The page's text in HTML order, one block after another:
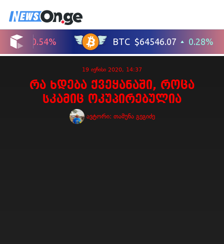
19 ივნისი 2020, 14:37
რა ხდება ქვეყანაში, როცა
სკამიც ოკუპირებულია
ავტორი: თამუნა გეგიძე